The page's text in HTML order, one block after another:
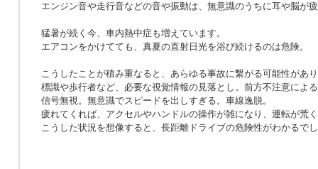
エンジン音や走行音などの音や振動は、無意識のうちに耳や脳が
猛暑が続く今、車内熱中症も増えています。
エアコンをかけてても、真夏の直射日光を浴び続けるのは危険。
こうしたことが積み重なると、あらゆる事故に繋がる可能性があ
標識や歩行者など、必要な視覚情報の見落とし。前方不注意によ
信号無視。無意識でスピードを出しすぎる。車線逸脱。
疲れてくれば、アクセルやハンドルの操作が雑になり、運転が荒
こうした状況を想像すると、長距離ドライブの危険性がわかるで